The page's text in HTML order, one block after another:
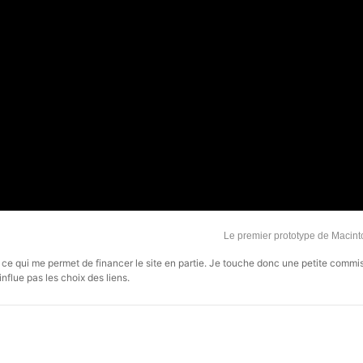
Le premier prototype de
qui me permet de financer le site en partie. Je touche donc une petite
pas les choix des liens.